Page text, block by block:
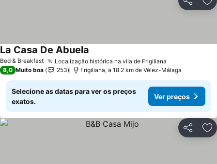
Partilhar
Bed & Breakfast Localização histórica na vila de Frigiliana
La Casa De Abuela
8,0 Muito boa 253 Frigiliana, a 18.2 km de Vélez-Málaga
Selecione as datas para ver os preços
exatos.
Ver preços
Partilhar